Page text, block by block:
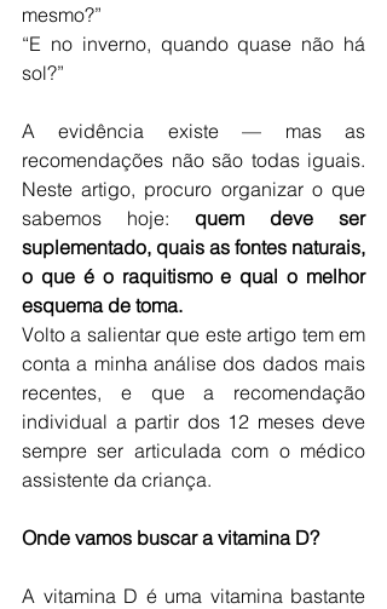
mesmo?”
“E no inverno, quando quase não há
sol?”
A evidência existe — mas as
recomendações não são todas iguais.
Neste artigo, procuro organizar o que
sabemos hoje: quem deve ser
suplementado, quais as fontes naturais,
o que é o raquitismo e qual o melhor
esquema de toma.
Volto a salientar que este artigo tem em
conta a minha análise dos dados mais
recentes, e que a recomendação
individual a partir dos 12 meses deve
sempre ser articulada com o médico
assistente da criança.
Onde vamos buscar a vitamina D?
A vitamina D é uma vitamina bastante